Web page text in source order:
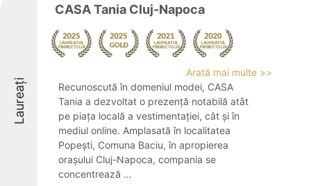
Laureați
CASA Tania Cluj-Napoca
Arată mai multe >>
Recunoscută în domeniul modei, CASA
Tania a dezvoltat o prezență notabilă atât
pe piața locală a vestimentației, cât și în
mediul online. Amplasată în localitatea
Popești, Comuna Baciu, în apropierea
orașului Cluj-Napoca, compania se
concentrează ...